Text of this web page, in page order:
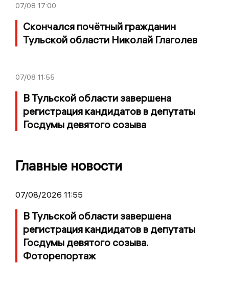
07/08 17:00
Скончался почётный гражданин
Тульской области Николай Глаголев
07/08 11:55
В Тульской области завершена
регистрация кандидатов в депутаты
Госдумы девятого созыва
Главные новости
07/08/2026 11:55
В Тульской области завершена
регистрация кандидатов в депутаты
Госдумы девятого созыва.
Фоторепортаж